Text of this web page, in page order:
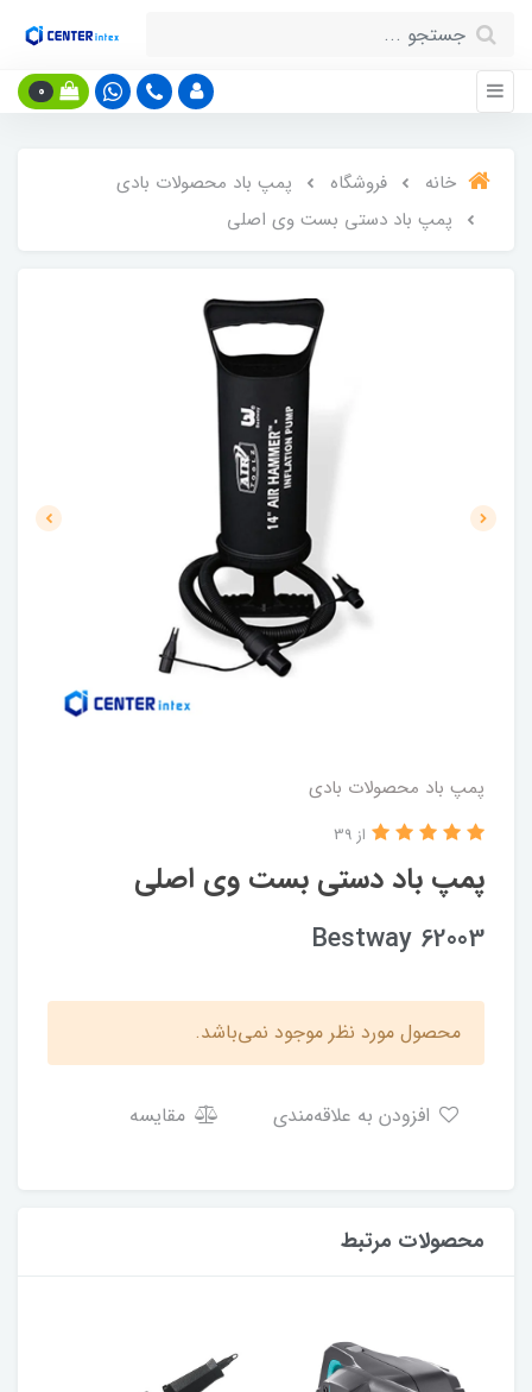
0
خانه فروشگاه
پمپ باد محصولات بادی
پمپ باد دستی بست وی اصلی
پمپ باد محصولات بادی
پمپ باد دستی بست وی اصلی
از 39
Bestway 62003
محصول مورد نظر موجود نمی‌باشد.
مقایسه
محصولات مرتبط